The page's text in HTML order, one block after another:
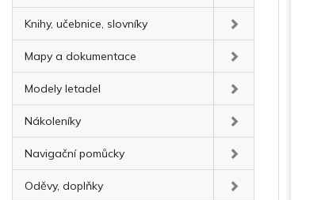
Knihy, učebnice, slovníky
Mapy a dokumentace
Modely letadel
Nákoleníky
Navigační pomůcky
Oděvy, doplňky